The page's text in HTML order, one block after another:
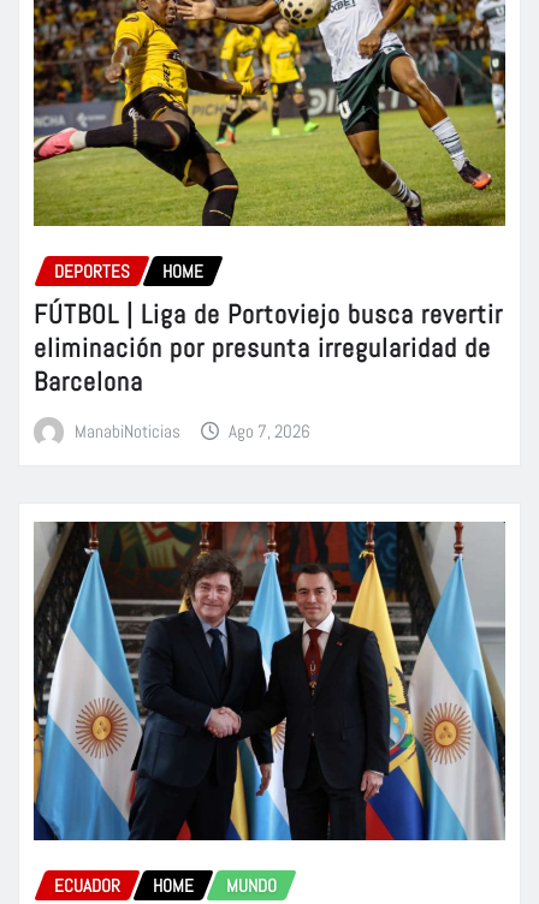
DEPORTES HOME
FÚTBOL | Liga de Portoviejo busca revertir
eliminación por presunta irregularidad de
Barcelona
ManabiNoticias Ago 7, 2026
ECUADOR HOME MUNDO